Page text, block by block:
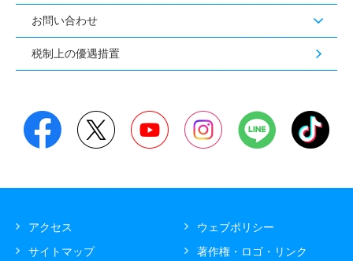
お問い合わせ
税制上の優遇措置
アクセス
サイトマップ
ウェブポリシー
著作権・ロゴ・リンク